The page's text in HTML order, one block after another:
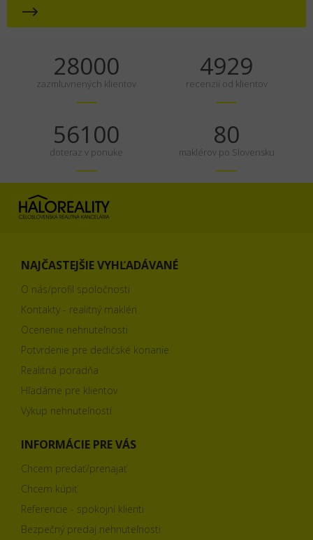
35000
zazmluvnených klientov
6161
recenzií od klientov
70125
doteraz v ponuke
100
maklérov po Slovensku
NAJČASTEJŠIE VYHĽADÁVANÉ
O nás/profil spoločnosti
Kontakty - realitný makléri
Ocenenie nehnuteľnosti
Potvrdenie pre dedičské konanie
Realitná poradňa
Hľadáme pre klientov
Výkup nehnuteľností
INFORMÁCIE PRE VÁS
Chcem predať/prenajať
Chcem kúpiť
Referencie - spokojní klienti
Bezpečný predaj nehnuteľnosti